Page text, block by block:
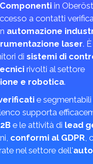
in
a contatti
automazione
laser.
di sistemi di
rivolti al settore
e robotica.
e segmentabili
supporta
e le attività di lead
conformi al GDPR,
nel settore dell'